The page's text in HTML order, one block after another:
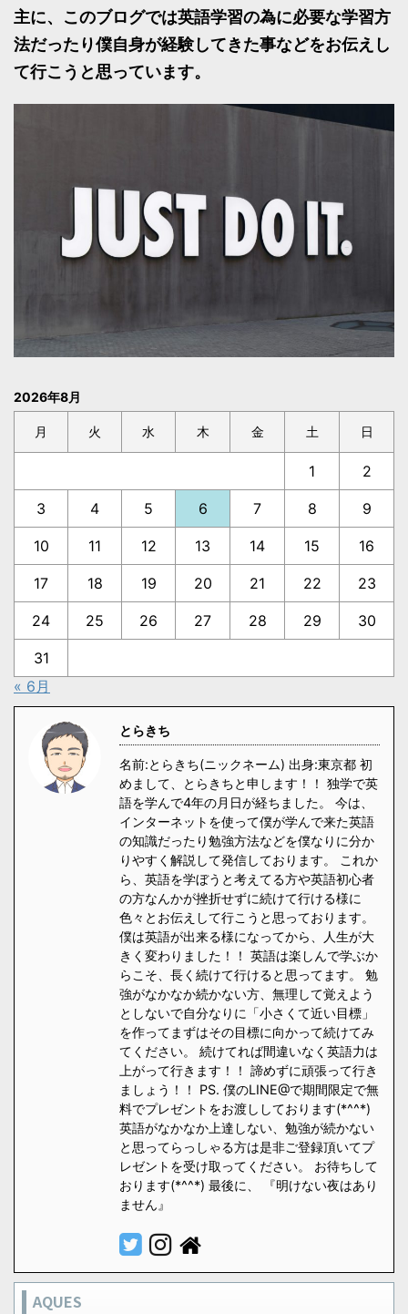
主に、このブログでは英語学習の為に必要な学習方
法だったり僕自身が経験してきた事などをお伝えし
て行こうと思っています。
2026年8月
月 火 水 木 金 土 日
1 2
3 4 5 6 7 8 9
10 11 12 13 14 15 16
17 18 19 20 21 22 23
24 25 26 27 28 29 30
31
« 6月
とらきち
名前:とらきち(ニックネーム) 出身:東京都 初
めまして、とらきちと申します！！ 独学で英
語を学んで4年の月日が経ちました。 今は、
インターネットを使って僕が学んで来た英語
の知識だったり勉強方法などを僕なりに分か
りやすく解説して発信しております。 これか
ら、英語を学ぼうと考えてる方や英語初心者
の方なんかが挫折せずに続けて行ける様に
色々とお伝えして行こうと思っております。
僕は英語が出来る様になってから、人生が大
きく変わりました！！ 英語は楽しんで学ぶか
らこそ、長く続けて行けると思ってます。 勉
強がなかなか続かない方、無理して覚えよう
としないで自分なりに「小さくて近い目標」
を作ってまずはその目標に向かって続けてみ
てください。 続けてれば間違いなく英語力は
上がって行きます！！ 諦めずに頑張って行き
ましょう！！ PS. 僕のLINE@で期間限定で無
料でプレゼントをお渡ししております(*^^*)
英語がなかなか上達しない、勉強が続かない
と思ってらっしゃる方は是非ご登録頂いてプ
レゼントを受け取ってください。 お待ちして
おります(*^^*) 最後に、 『明けない夜はあり
ません』
AQUES